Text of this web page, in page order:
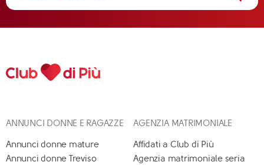
ANNUNCI DONNE E RAGAZZE
Annunci donne mature
Annunci donne Treviso
AGENZIA MATRIMONIALE
Affidati a Club di Più
Agenzia matrimoniale seria